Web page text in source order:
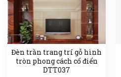
Đèn trần trang trí gỗ hình
tròn phong cách cổ điển
DTT037